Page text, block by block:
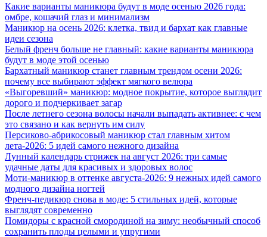
Какие варианты маникюра будут в моде осенью 2026 года:
омбре, кошачий глаз и минимализм
Маникюр на осень 2026: клетка, твид и бархат как главные
идеи сезона
Белый френч больше не главный: какие варианты маникюра
будут в моде этой осенью
Бархатный маникюр станет главным трендом осени 2026:
почему все выбирают эффект мягкого велюра
«Выгоревший» маникюр: модное покрытие, которое выглядит
дорого и подчеркивает загар
После летнего сезона волосы начали выпадать активнее: с чем
это связано и как вернуть им силу
Персиково-абрикосовый маникюр стал главным хитом
лета-2026: 5 идей самого нежного дизайна
Лунный календарь стрижек на август 2026: три самые
удачные даты для красивых и здоровых волос
Моти-маникюр в оттенке августа-2026: 9 нежных идей самого
модного дизайна ногтей
Френч-педикюр снова в моде: 5 стильных идей, которые
выглядят современно
Помидоры с красной смородиной на зиму: необычный способ
сохранить плоды целыми и упругими